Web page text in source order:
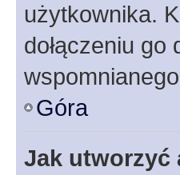
użytkownika.
dołączeniu
Góra
Jak utworzyć